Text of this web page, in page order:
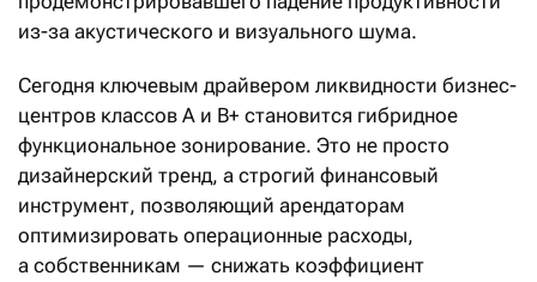
из-за акустического и визуального шума.
Сегодня ключевым драйвером ликвидности бизнес-
центров классов А и B+ становится гибридное
функциональное зонирование. Это не просто
дизайнерский тренд, а строгий финансовый
инструмент, позволяющий арендаторам
оптимизировать операционные расходы,
а собственникам — снижать коэффициент